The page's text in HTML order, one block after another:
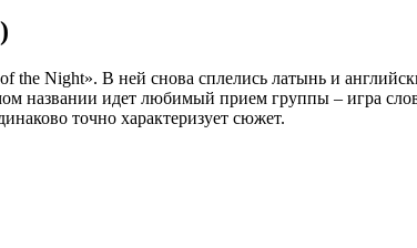
the Night». В ней снова сплелись латынь и
названии идет любимый прием группы – игра
точно характеризует сюжет.